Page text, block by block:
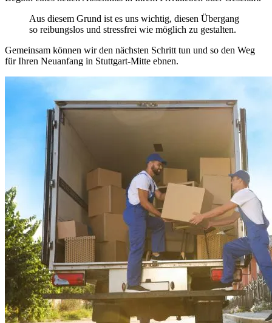
Aus diesem Grund ist es uns wichtig, diesen Übergang
so reibungslos und stressfrei wie möglich zu gestalten.
Gemeinsam können wir den nächsten Schritt tun und so den Weg
für Ihren Neuanfang in Stuttgart-Mitte ebnen.